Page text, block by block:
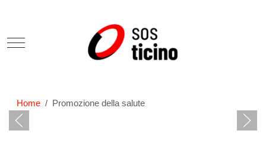
Mobile Menu Toggle
Home Promozione della salute